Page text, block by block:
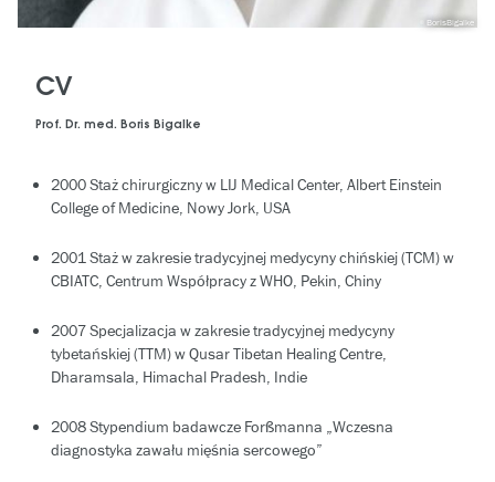
BorisBigalke
CV
Prof. Dr. med. Boris Bigalke
2000 Staż chirurgiczny w LIJ Medical Center, Albert Einstein
College of Medicine, Nowy Jork, USA
2001 Staż w zakresie tradycyjnej medycyny chińskiej (TCM) w
CBIATC, Centrum Współpracy z WHO, Pekin, Chiny
2007 Specjalizacja w zakresie tradycyjnej medycyny
tybetańskiej (TTM) w Qusar Tibetan Healing Centre,
Dharamsala, Himachal Pradesh, Indie
2008 Stypendium badawcze Forßmanna „Wczesna
diagnostyka zawału mięśnia sercowego”